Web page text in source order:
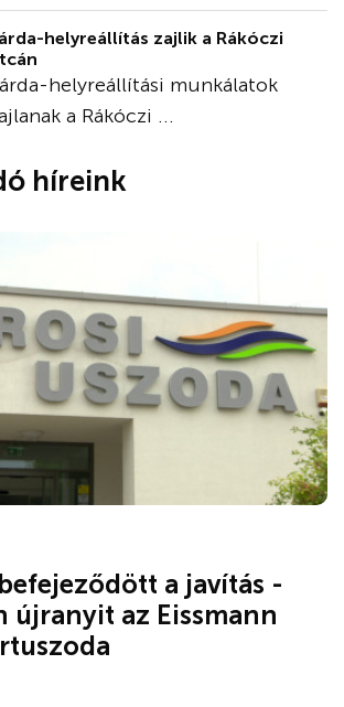
helyreállítás zajlik a Rákóczi
helyreállítási munkálatok
a Rákóczi ...
híreink
a javítás -
újranyit az Eissmann